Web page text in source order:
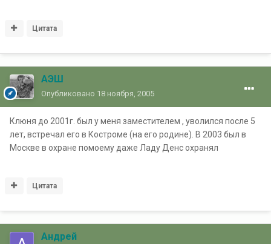
Цитата
АЭШ
Опубликовано 18 ноября, 2005
Клюня до 2001г. был у меня заместителем , уволился после 5
лет, встречал его в Костроме (на его родине). В 2003 был в
Москве в охране помоему даже Ладу Денс охранял
Цитата
Андрей